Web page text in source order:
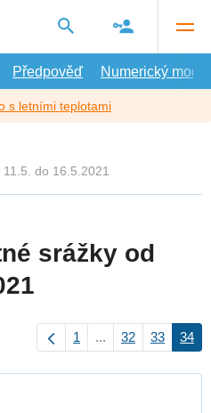
Předpověď Numerický model
s letními teplotami
do 16.5.2021
srážky od
1 ... 32 33 34